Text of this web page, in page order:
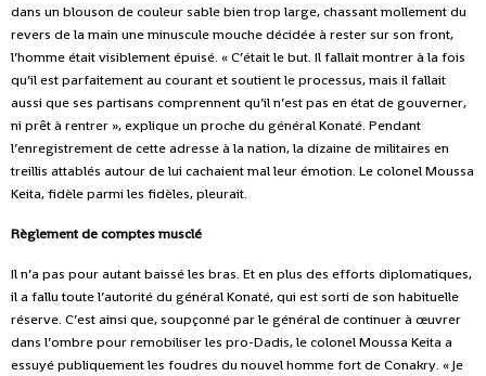
dans un blouson de couleur sable bien trop large, chassant mollement du
revers de la main une minuscule mouche décidée à rester sur son front,
l’homme était visiblement épuisé. « C’était le but. Il fallait montrer à la fois
qu’il est parfaitement au courant et soutient le processus, mais il fallait
aussi que ses partisans comprennent qu’il n’est pas en état de gouverner,
ni prêt à rentrer », explique un proche du général Konaté. Pendant
l’enregistrement de cette adresse à la nation, la dizaine de militaires en
treillis attablés autour de lui cachaient mal leur émotion. Le colonel Moussa
Keita, fidèle parmi les fidèles, pleurait.
Règlement de comptes musclé
Il n’a pas pour autant baissé les bras. Et en plus des efforts diplomatiques,
il a fallu toute l’autorité du général Konaté, qui est sorti de son habituelle
réserve. C’est ainsi que, soupçonné par le général de continuer à œuvrer
dans l’ombre pour remobiliser les pro-Dadis, le colonel Moussa Keita a
essuyé publiquement les foudres du nouvel homme fort de Conakry. « Je